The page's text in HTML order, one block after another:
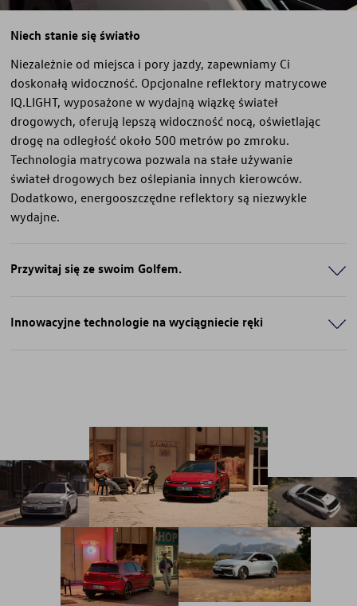
Niech stanie się światło
Niezależnie od miejsca i pory jazdy, zapewniamy Ci
doskonałą widoczność. Opcjonalne reflektory matrycowe
IQ.LIGHT, wyposażone w wydajną wiązkę świateł
drogowych, oferują lepszą widoczność nocą, oświetlając
drogę na odległość około 500 metrów po zmroku.
Technologia matrycowa pozwala na stałe używanie
świateł drogowych bez oślepiania innych kierowców.
Dodatkowo, energooszczędne reflektory są niezwykle
wydajne.
Przywitaj się ze swoim Golfem.
Innowacyjne technologie na wyciągniecie ręki